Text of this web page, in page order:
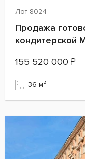
Лот 8024
Продажа
кондитерской
155 520 000 ₽
36 м²